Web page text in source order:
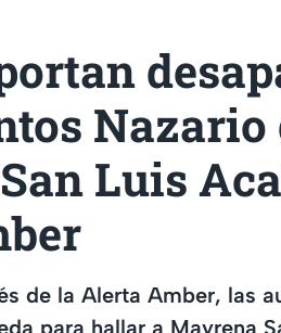
Nazario
Luis
de la Alerta Amber, las
para hallar a Mayrena